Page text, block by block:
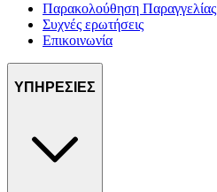
Παρακολούθηση Παραγγελίας
Συχνές ερωτήσεις
Επικοινωνία
ΥΠΗΡΕΣΙΕΣ